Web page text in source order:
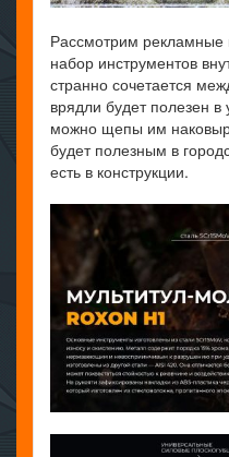
Рассмотрим рекламные
набор инструментов
странно сочетается
врядли будет полезен в
можно щепы им
будет полезным в
есть в конструкции.